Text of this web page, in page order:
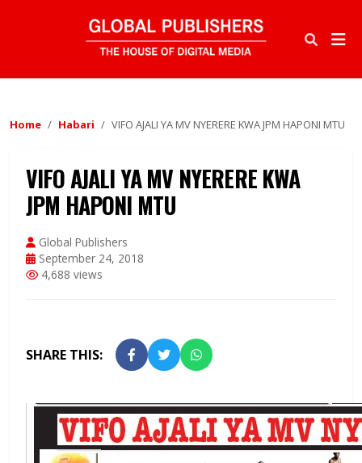
Home Habari VIFO AJALI YA MV NYERERE KWA JPM HAPONI MTU
VIFO AJALI YA MV NYERERE KWA
JPM HAPONI MTU
Global Publishers
September 24, 2018
4,688 views
SHARE THIS: